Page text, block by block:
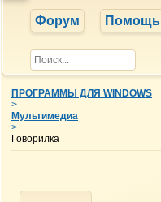
Форум Помощь
ПРОГРАММЫ ДЛЯ WINDOWS
>
Мультимедиа
>
Говорилка